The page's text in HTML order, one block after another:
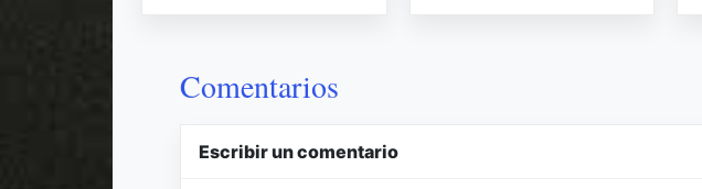
Comentarios
Escribir un comentario